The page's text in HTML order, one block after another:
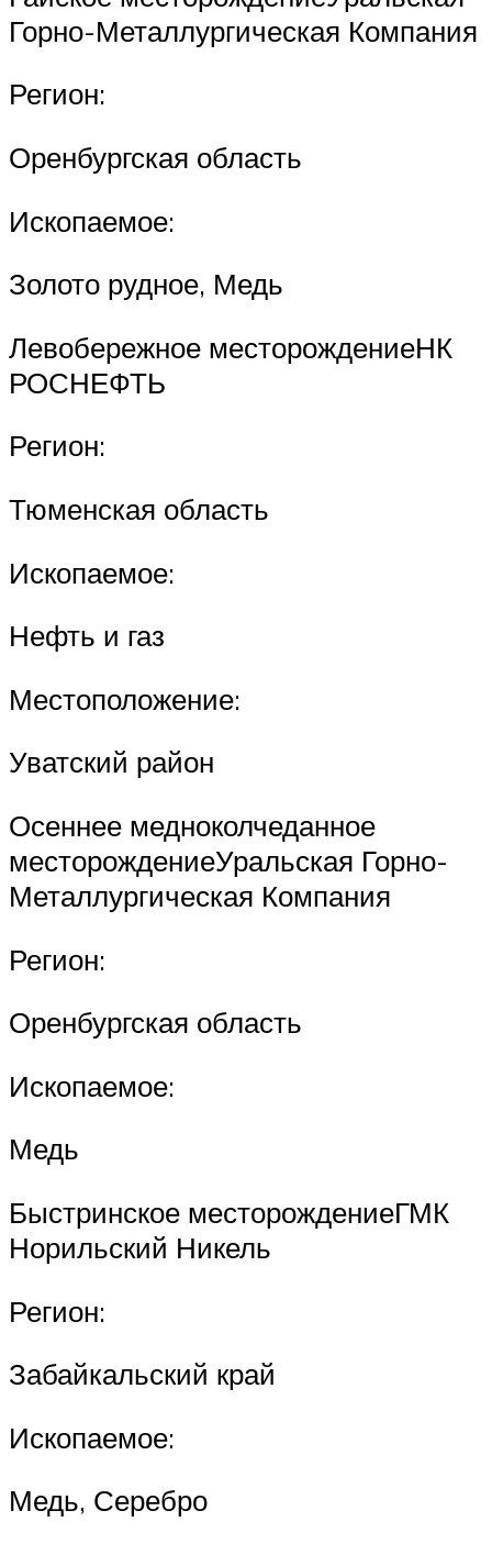
Горно-Металлургическая Компания
Регион:
Оренбургская область
Ископаемое:
Золото рудное, Медь
Левобережное месторождениеНК
РОСНЕФТЬ
Регион:
Тюменская область
Ископаемое:
Нефть и газ
Местоположение:
Уватский район
Осеннее медноколчеданное
месторождениеУральская Горно-
Металлургическая Компания
Регион:
Оренбургская область
Ископаемое:
Медь
Быстринское месторождениеГМК
Норильский Никель
Регион:
Забайкальский край
Ископаемое:
Медь, Серебро